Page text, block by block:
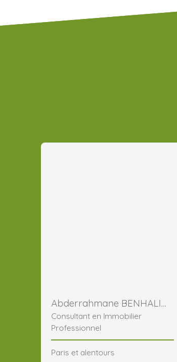
Abderrahmane BENHALIMA
Consultant en Immobilier
Professionnel
Paris et alentours